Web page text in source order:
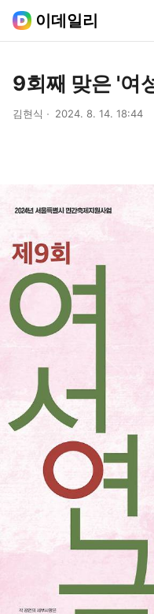
이데일리
9회째 맞은 '여
김현식 2024. 8. 14. 18:44